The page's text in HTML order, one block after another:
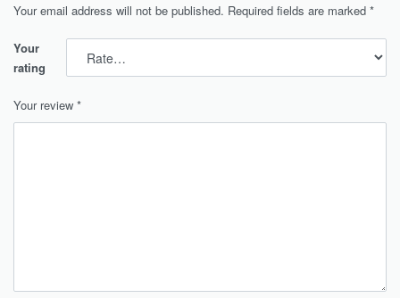
Your email address will not be published. Required fields are marked *
Your
rating
Your review *